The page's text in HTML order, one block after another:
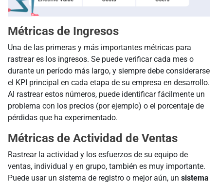
Métricas de Ingresos
Una de las primeras y más importantes métricas para
rastrear es los ingresos. Se puede verificar cada mes o
durante un período más largo, y siempre debe considerarse
el KPI principal en cada etapa de su empresa en desarrollo.
Al rastrear estos números, puede identificar fácilmente un
problema con los precios (por ejemplo) o el porcentaje de
pérdidas que ha experimentado.
Métricas de Actividad de Ventas
Rastrear la actividad y los esfuerzos de su equipo de
ventas, individual y en grupo, también es muy importante.
Puede usar un sistema de registro o mejor aún, un sistema